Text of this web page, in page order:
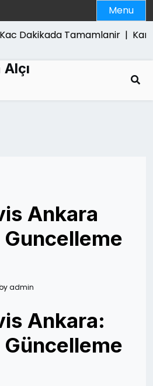
Menu
Dakikada Tamamlanir |
Ankara
admin
Ankara: